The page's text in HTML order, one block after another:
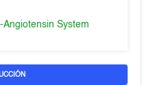
System